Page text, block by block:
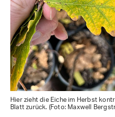
Hier zieht die Eiche im Herbst
Blatt zurück. (Foto: Maxwell